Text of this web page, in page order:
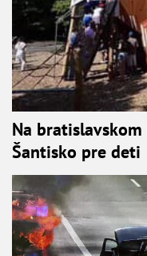
Na
Šantisko pre deti